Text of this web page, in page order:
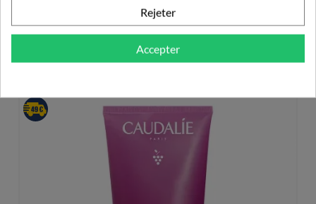
PRODUITS DE LA MÊME CATÉGORIE
GEL DOUCHE
Rejeter
Accepter